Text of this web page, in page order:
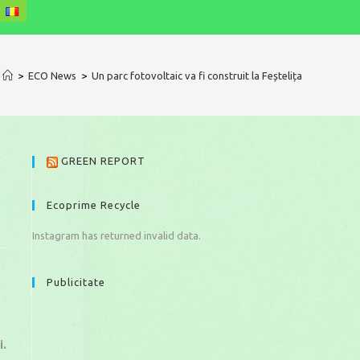
> ECO News > Un parc fotovoltaic va fi construit la Feștelița
GREEN REPORT
Ecoprime Recycle
Instagram has returned invalid data.
Publicitate